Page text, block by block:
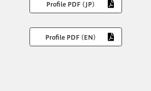
Profile PDF (JP)
Profile PDF (EN)